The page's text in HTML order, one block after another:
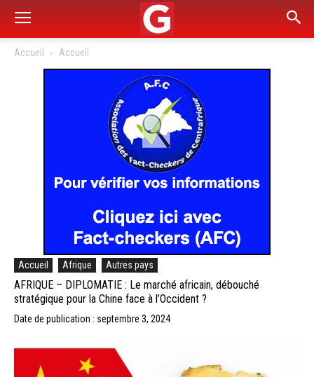
Accueil Accueil
Accueil Afrique Autres pays
AFRIQUE – DIPLOMATIE : Le marché africain, débouché
stratégique pour la Chine face à l’Occident ?
Date de publication : septembre 3, 2024